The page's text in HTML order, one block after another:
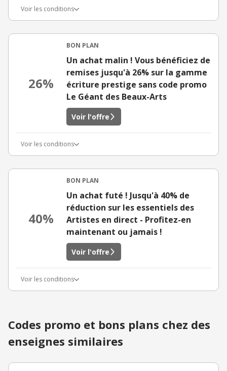
Voir les conditions
26%
BON PLAN
Un achat malin ! Vous bénéficiez de
remises jusqu'à 26% sur la gamme
écriture prestige sans code promo
Le Géant des Beaux-Arts
Voir l'offre
Voir les conditions
40%
BON PLAN
Un achat futé ! Jusqu'à 40% de
réduction sur les essentiels des
Artistes en direct - Profitez-en
maintenant ou jamais !
Voir l'offre
Voir les conditions
Codes promo et bons plans chez des
enseignes similaires